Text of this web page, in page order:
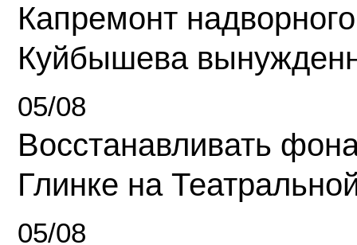
Капремонт
Куйбышева
05/08
Восстанавливать
Глинке на
05/08